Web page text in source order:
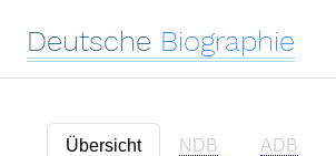
Deutsche Biographie
Übersicht NDB ADB